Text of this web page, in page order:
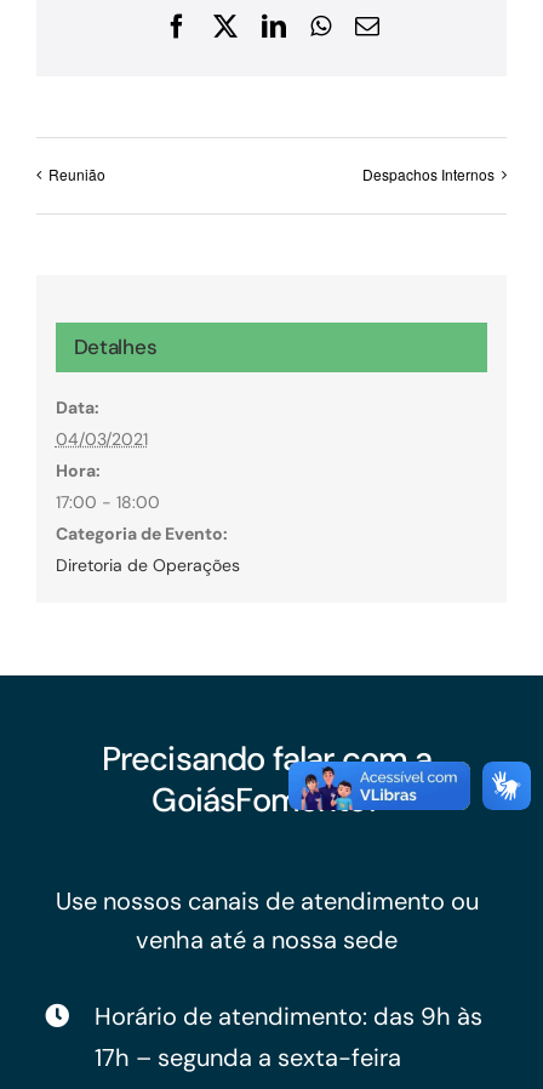
Facebook
X LinkedInWhatsApp
E-
Reunião Despachos Internos
Detalhes
Data:
04/03/2021
Hora:
17:00 - 18:00
Categoria de Evento:
Diretoria de Operações
Precisando falar com a
GoiásFomento?
Use nossos canais de atendimento ou
venha até a nossa sede
Horário de atendimento: das 9h às
17h – segunda a sexta-feira